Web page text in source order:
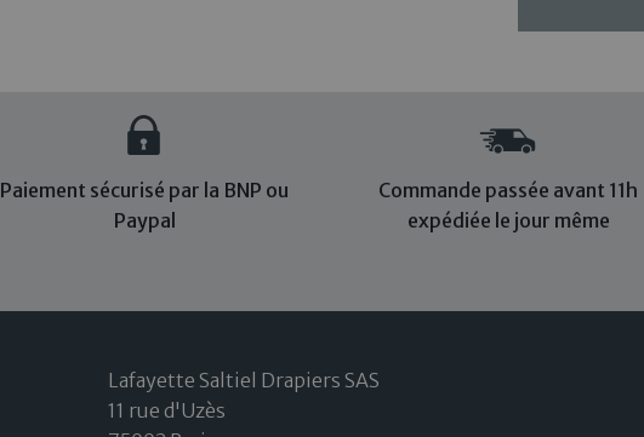
Paiement sécurisé par la BNP ou
Paypal
Commande passée avant 11h
expédiée le jour même
Lafayette Saltiel Drapiers SAS
11 rue d'Uzès